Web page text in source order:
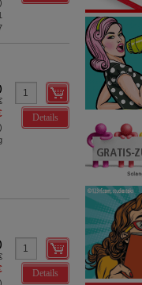
Details
Details